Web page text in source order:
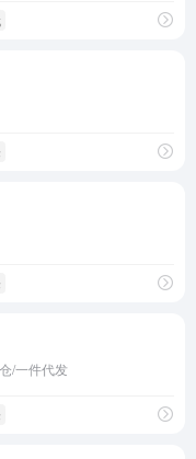
/一件代发